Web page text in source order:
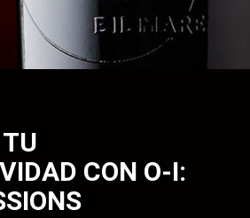
CON O-I: